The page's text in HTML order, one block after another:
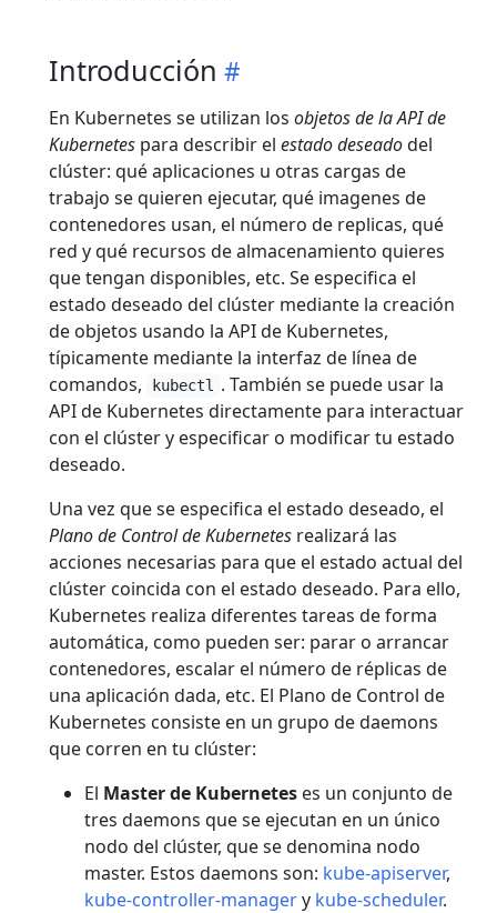
Introducción
En Kubernetes se utilizan los objetos de la API de
Kubernetes para describir el estado deseadodel
clúster: qué aplicaciones u otras cargas de
trabajo se quieren ejecutar, qué imagenes de
contenedores usan, el número de replicas, qué
red y qué recursos de almacenamiento quieres
que tengan disponibles, etc. Se especifica el
estado deseado del clúster mediante la creación
de objetos usando la API de Kubernetes,
típicamente mediante la interfaz de línea de
comandos,
kubectl
. También se puede usar la
API de Kubernetes directamente para interactuar
con el clúster y especificar o modificar tu estado
deseado.
Una vez que se especifica el estado deseado, el
Plano de Control de Kubernetes realizará las
acciones necesarias para que el estado actual del
clúster coincida con el estado deseado. Para ello,
Kubernetes realiza diferentes tareas de forma
automática, como pueden ser: parar o arrancar
contenedores, escalar el número de réplicas de
una aplicación dada, etc. El Plano de Control de
Kubernetes consiste en un grupo de daemons
que corren en tu clúster:
El Master de Kubernetes es un conjunto de
tres daemons que se ejecutan en un único
nodo del clúster, que se denomina nodo
master. Estos daemons son: kube-apiserver,
kube-controller-managery kube-scheduler.